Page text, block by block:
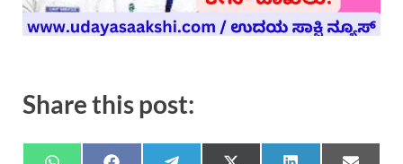
Share this post: